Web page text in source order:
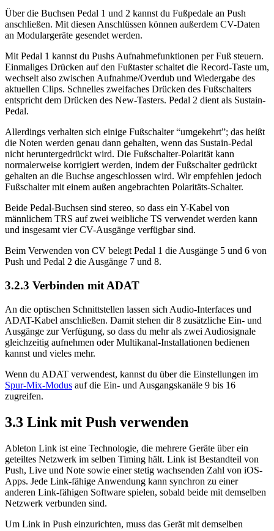
Über die Buchsen Pedal 1 und 2 kannst du Fußpedale an Push
anschließen. Mit diesen Anschlüssen können außerdem CV-Daten
an Modulargeräte gesendet werden.
Mit Pedal 1 kannst du Pushs Aufnahmefunktionen per Fuß steuern.
Einmaliges Drücken auf den Fußtaster schaltet die Record-Taste um,
wechselt also zwischen Aufnahme/Overdub und Wiedergabe des
aktuellen Clips. Schnelles zweifaches Drücken des Fußschalters
entspricht dem Drücken des New-Tasters. Pedal 2 dient als Sustain-
Pedal.
Allerdings verhalten sich einige Fußschalter “umgekehrt”; das heißt
die Noten werden genau dann gehalten, wenn das Sustain-Pedal
nicht heruntergedrückt wird. Die Fußschalter-Polarität kann
normalerweise korrigiert werden, indem der Fußschalter gedrückt
gehalten an die Buchse angeschlossen wird. Wir empfehlen jedoch
Fußschalter mit einem außen angebrachten Polaritäts-Schalter.
Beide Pedal-Buchsen sind stereo, so dass ein Y-Kabel von
männlichem TRS auf zwei weibliche TS verwendet werden kann
und insgesamt vier CV-Ausgänge verfügbar sind.
Beim Verwenden von CV belegt Pedal 1 die Ausgänge 5 und 6 von
Push und Pedal 2 die Ausgänge 7 und 8.
3.2.3 Verbinden mit ADAT
An die optischen Schnittstellen lassen sich Audio-Interfaces und
ADAT-Kabel anschließen. Damit stehen dir 8 zusätzliche Ein- und
Ausgänge zur Verfügung, so dass du mehr als zwei Audiosignale
gleichzeitig aufnehmen oder Multikanal-Installationen bedienen
kannst und vieles mehr.
Wenn du ADAT verwendest, kannst du über die Einstellungen im
Spur-Mix-Modus auf die Ein- und Ausgangskanäle 9 bis 16
zugreifen.
3.3 Link mit Push verwenden
Ableton Link ist eine Technologie, die mehrere Geräte über ein
geteiltes Netzwerk im selben Timing hält. Link ist Bestandteil von
Push, Live und Note sowie einer stetig wachsenden Zahl von iOS-
Apps. Jede Link-fähige Anwendung kann synchron zu einer
anderen Link-fähigen Software spielen, sobald beide mit demselben
Netzwerk verbunden sind.
Um Link in Push einzurichten, muss das Gerät mit demselben